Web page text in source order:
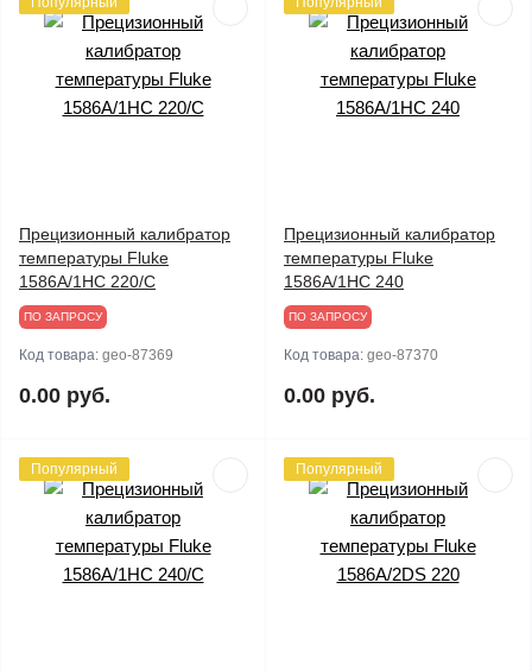
Прецизионный калибратор
температуры Fluke
1586A/1HC 220/C
ПО ЗАПРОСУ
Код товара: geo-87369
0.00 руб.
Прецизионный калибратор
температуры Fluke
1586A/1HC 240
ПО ЗАПРОСУ
Код товара: geo-87370
0.00 руб.
Популярный Популярный